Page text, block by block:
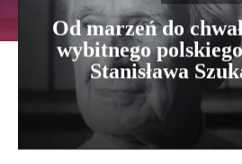
Od marzeń do
wybitnego
Stanisława